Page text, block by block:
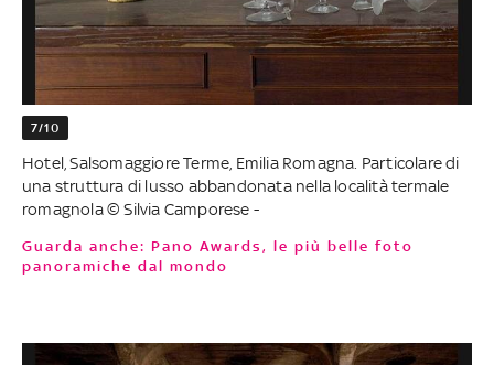
7/10
Hotel, Salsomaggiore Terme, Emilia Romagna. Particolare di
una struttura di lusso abbandonata nella località termale
romagnola © Silvia Camporese -
Guarda anche: Pano Awards, le più belle foto
panoramiche dal mondo